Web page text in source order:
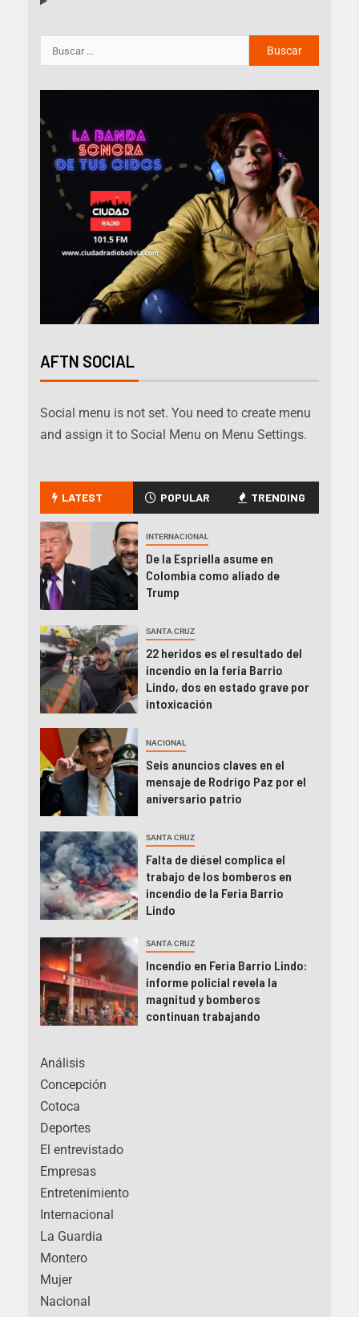
AFTN SOCIAL
Social menu is not set. You need to create menu
and assign it to Social Menu on Menu Settings.
LATEST POPULAR TRENDING
INTERNACIONAL
De la Espriella asume en
Colombia como aliado de
Trump
SANTA CRUZ
22 heridos es el resultado del
incendio en la feria Barrio
Lindo, dos en estado grave por
intoxicación
NACIONAL
Seis anuncios claves en el
mensaje de Rodrigo Paz por el
aniversario patrio
SANTA CRUZ
Falta de diésel complica el
trabajo de los bomberos en
incendio de la Feria Barrio
Lindo
SANTA CRUZ
Incendio en Feria Barrio Lindo:
informe policial revela la
magnitud y bomberos
continuan trabajando
Análisis
Concepción
Cotoca
Deportes
El entrevistado
Empresas
Entretenimiento
Internacional
La Guardia
Montero
Mujer
Nacional